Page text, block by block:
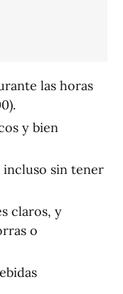
las horas
y bien
incluso sin tener
claros, y
o